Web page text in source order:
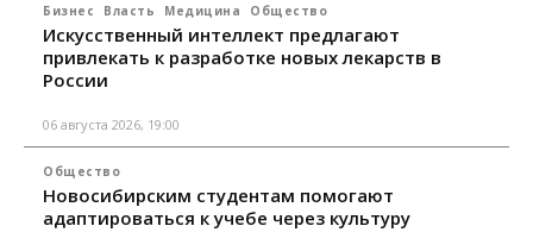
Бизнес Власть Медицина Общество
Искусственный интеллект предлагают
привлекать к разработке новых лекарств в
России
06 августа 2026, 19:00
Общество
Новосибирским студентам помогают
адаптироваться к учебе через культуру